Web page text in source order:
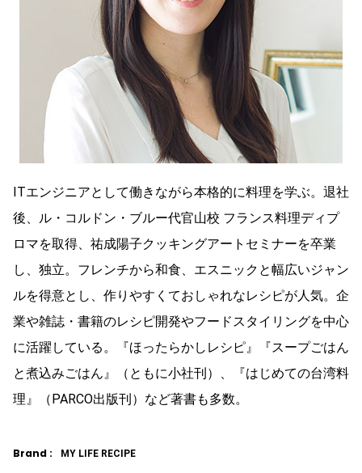
ITエンジニアとして働きながら本格的に料理を学ぶ。退社
後、ル・コルドン・ブルー代官山校 フランス料理ディプ
ロマを取得、祐成陽子クッキングアートセミナーを卒業
し、独立。フレンチから和食、エスニックと幅広いジャン
ルを得意とし、作りやすくておしゃれなレシピが人気。企
業や雑誌・書籍のレシピ開発やフードスタイリングを中心
に活躍している。『ほったらかしレシピ』『スープごはん
と煮込みごはん』（ともに小社刊）、『はじめての台湾料
理』（PARCO出版刊）など著書も多数。
Brand : MY LIFE RECIPE